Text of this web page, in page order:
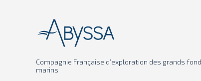
Compagnie Française d’exploration des grands
marins